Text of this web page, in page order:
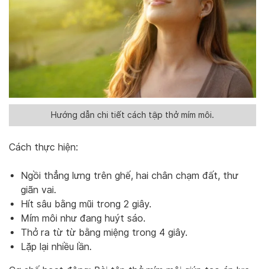
Hướng dẫn chi tiết cách tập thở mím môi.
Cách thực hiện:
Ngồi thẳng lưng trên ghế, hai chân chạm đất, thư
giãn vai.
Hít sâu bằng mũi trong 2 giây.
Mím môi như đang huýt sáo.
Thở ra từ từ bằng miệng trong 4 giây.
Lặp lại nhiều lần.